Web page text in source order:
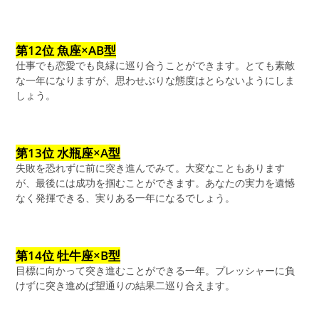
第12位 魚座×AB型
仕事でも恋愛でも良縁に巡り合うことができます。とても素敵
な一年になりますが、思わせぶりな態度はとらないようにしま
しょう。
第13位 水瓶座×A型
失敗を恐れずに前に突き進んでみて。大変なこともあります
が、最後には成功を掴むことができます。あなたの実力を遺憾
なく発揮できる、実りある一年になるでしょう。
第14位 牡牛座×B型
目標に向かって突き進むことができる一年。プレッシャーに負
けずに突き進めば望通りの結果二巡り合えます。